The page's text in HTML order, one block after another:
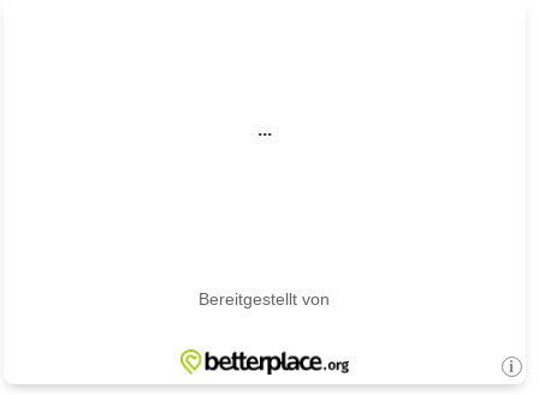
...
Bereitgestellt von
i